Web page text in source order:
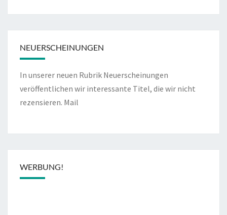
NEUERSCHEINUNGEN
In unserer neuen Rubrik Neuerscheinungen
veröffentlichen wir interessante Titel, die wir nicht
rezensieren. Mail
WERBUNG!